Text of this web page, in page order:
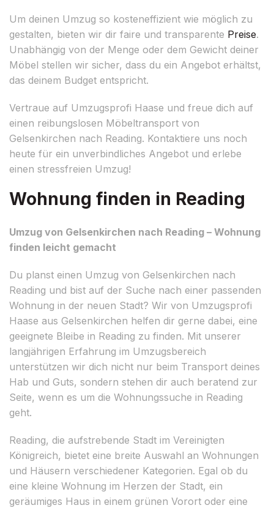
Um deinen Umzug so kosteneffizient wie möglich zu
gestalten, bieten wir dir faire und transparente Preise.
Unabhängig von der Menge oder dem Gewicht deiner
Möbel stellen wir sicher, dass du ein Angebot erhältst,
das deinem Budget entspricht.
Vertraue auf Umzugsprofi Haase und freue dich auf
einen reibungslosen Möbeltransport von
Gelsenkirchen nach Reading. Kontaktiere uns noch
heute für ein unverbindliches Angebot und erlebe
einen stressfreien Umzug!
Wohnung finden in Reading
Umzug von Gelsenkirchen nach Reading – Wohnung
finden leicht gemacht
Du planst einen Umzug von Gelsenkirchen nach
Reading und bist auf der Suche nach einer passenden
Wohnung in der neuen Stadt? Wir von Umzugsprofi
Haase aus Gelsenkirchen helfen dir gerne dabei, eine
geeignete Bleibe in Reading zu finden. Mit unserer
langjährigen Erfahrung im Umzugsbereich
unterstützen wir dich nicht nur beim Transport deines
Hab und Guts, sondern stehen dir auch beratend zur
Seite, wenn es um die Wohnungssuche in Reading
geht.
Reading, die aufstrebende Stadt im Vereinigten
Königreich, bietet eine breite Auswahl an Wohnungen
und Häusern verschiedener Kategorien. Egal ob du
eine kleine Wohnung im Herzen der Stadt, ein
geräumiges Haus in einem grünen Vorort oder eine